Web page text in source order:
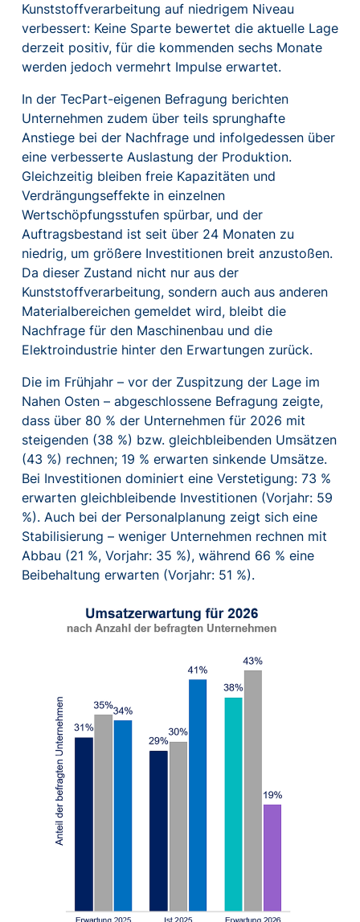
Kunststoffverarbeitung auf niedrigem Niveau
verbessert: Keine Sparte bewertet die aktuelle Lage
derzeit positiv, für die kommenden sechs Monate
werden jedoch vermehrt Impulse erwartet.
In der TecPart-eigenen Befragung berichten
Unternehmen zudem über teils sprunghafte
Anstiege bei der Nachfrage und infolgedessen über
eine verbesserte Auslastung der Produktion.
Gleichzeitig bleiben freie Kapazitäten und
Verdrängungseffekte in einzelnen
Wertschöpfungsstufen spürbar, und der
Auftragsbestand ist seit über 24 Monaten zu
niedrig, um größere Investitionen breit anzustoßen.
Da dieser Zustand nicht nur aus der
Kunststoffverarbeitung, sondern auch aus anderen
Materialbereichen gemeldet wird, bleibt die
Nachfrage für den Maschinenbau und die
Elektroindustrie hinter den Erwartungen zurück.
Die im Frühjahr – vor der Zuspitzung der Lage im
Nahen Osten – abgeschlossene Befragung zeigte,
dass über 80 % der Unternehmen für 2026 mit
steigenden (38 %) bzw. gleichbleibenden Umsätzen
(43 %) rechnen; 19 % erwarten sinkende Umsätze.
Bei Investitionen dominiert eine Verstetigung: 73 %
erwarten gleichbleibende Investitionen (Vorjahr: 59
%). Auch bei der Personalplanung zeigt sich eine
Stabilisierung – weniger Unternehmen rechnen mit
Abbau (21 %, Vorjahr: 35 %), während 66 % eine
Beibehaltung erwarten (Vorjahr: 51 %).